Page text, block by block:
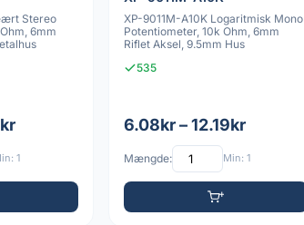
Stereo
6mm
1
XP-9011M-A10K Logaritmisk Mono
Potentiometer, 10k Ohm, 6mm
Riflet Aksel, 9.5mm Hus
535
6.08kr – 12.19kr
Mængde: Min: 1